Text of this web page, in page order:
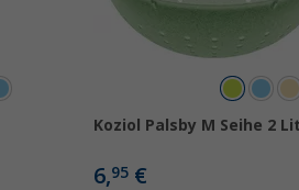
Koziol Palsby M Seihe 2
6,95€